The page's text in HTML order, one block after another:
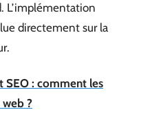
L’implémentation
directement sur la
SEO : comment les
?